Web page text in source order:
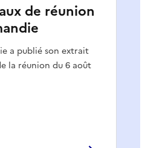
de réunion
a publié son extrait
la réunion du 6 août